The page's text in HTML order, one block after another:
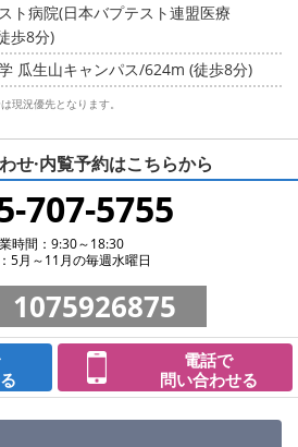
ト病院(日本バプテスト連盟医療
歩8分)
瓜生山キャンパス/624m (徒歩8分)
現況優先となります。
せ·内覧予約はこちらから
707-5755
時間：9:30～18:30
5月～11月の毎週水曜日
1075926875
電話で
問い合わせる